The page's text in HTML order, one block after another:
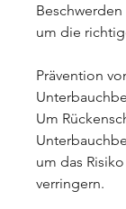
um die
Prävention
Um
um das
verringern.